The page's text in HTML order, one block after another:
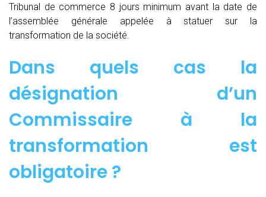
Tribunal de commerce 8 jours minimum avant la date de
l’assemblée générale appelée à statuer sur la
transformation de la société.
Dans quels cas la
désignation d’un
Commissaire à la
transformation est
obligatoire ?